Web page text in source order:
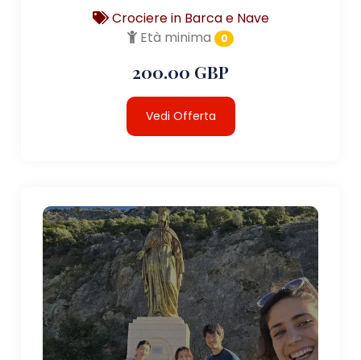
Crociere in Barca e Nave
Età minima
0
200.00 GBP
Vedi Offerta